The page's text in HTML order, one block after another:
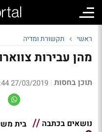
ראשי תקשורת ומדיה
מהן עבירות
תוכן בחסות |
27/03/2019 10:44
נושאים בכתבה בית